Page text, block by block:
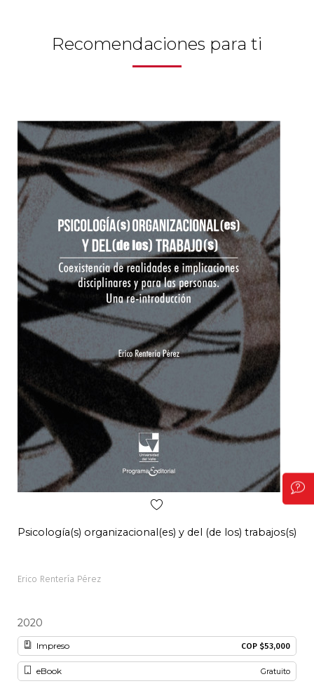
Recomendaciones para ti
Psicología(s) organizacional(es) y del (de los) trabajos(s)
Erico Rentería Pérez
2020
Impreso COP $53,000
eBook Gratuito